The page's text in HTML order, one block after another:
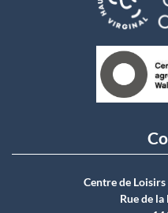
Centre de
Rue de